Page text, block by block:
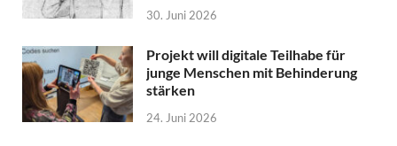
30. Juni 2026
Projekt will digitale Teilhabe für
junge Menschen mit Behinderung
stärken
24. Juni 2026